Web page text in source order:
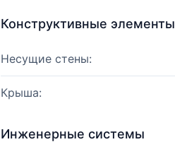
Конструктивные элементы
Несущие стены:
Крыша:
Инженерные системы